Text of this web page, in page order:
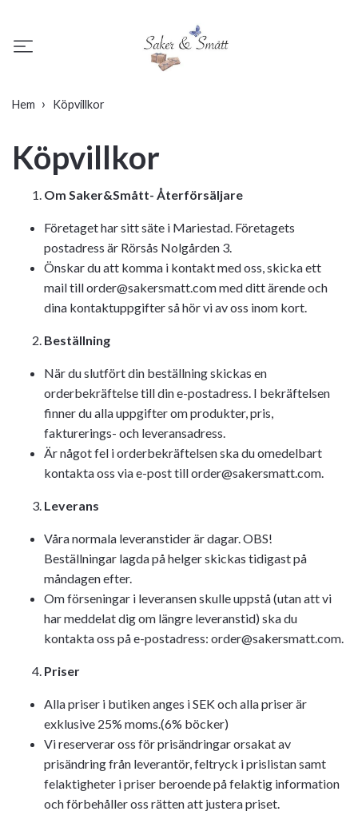
Hem Köpvillkor
Köpvillkor
Om Saker&Smått- Återförsäljare
Företaget har sitt säte i Mariestad. Företagets
postadress är Rörsås Nolgården 3.
Önskar du att komma i kontakt med oss, skicka ett
mail tillorder@sakersmatt.commed ditt ärende och
dina kontaktuppgifter så hör vi av oss inom kort.
Beställning
När du slutfört din beställning skickas en
orderbekräftelse till din e-postadress. I bekräftelsen
finner du alla uppgifter om produkter, pris,
fakturerings- och leveransadress.
Är något fel i orderbekräftelsen ska du omedelbart
kontakta oss via e-post tillorder@sakersmatt.com.
Leverans
Våra normala leveranstider är dagar. OBS!
Beställningar lagda på helger skickas tidigast på
måndagen efter.
Om förseningar i leveransen skulle uppstå (utan att vi
har meddelat dig om längre leveranstid) ska du
kontakta oss på e-postadress: order@sakersmatt.com.
Priser
Alla priser i butiken anges i SEK och alla priser är
exklusive 25% moms.(6% böcker)
Vi reserverar oss för prisändringar orsakat av
prisändring från leverantör, feltryck i prislistan samt
felaktigheter i priser beroende på felaktig information
och förbehåller oss rätten att justera priset.